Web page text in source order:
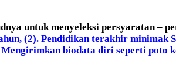
untuk menyeleksi persyaratan –
(2). Pendidikan terakhir
biodata diri seperti poto